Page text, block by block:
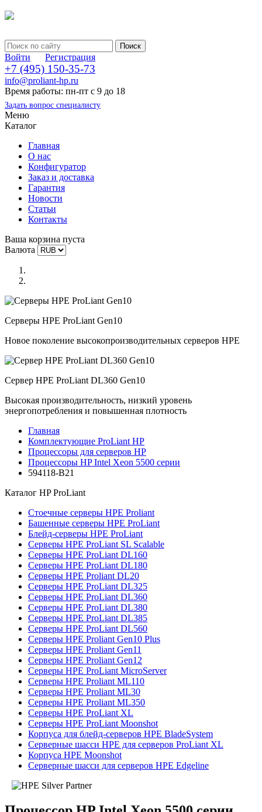
Войти Регистрация
+7 (495) 150-35-73
info@proliant-hp.ru
Время работы: пн-пт с 9 до 18
Задать вопрос специалисту
Меню
Каталог
Главная
О нас
Конфигуратор
Заказ и доставка
Гарантия
Новости
Статьи
Контакты
Ваша корзина пуста
Валюта
Серверы HPE ProLiant Gen10
Новое поколение высокопроизводительных серверов HPE
Сервер HPE ProLiant DL360 Gen10
Высокая производительность, низкий уровень
энергопотребления и повышенная плотность
Главная
Комплектующие ProLiant HP
Процессоры для серверов HP
Процессоры HP Intel Xeon 5500 серии
594118-B21
Каталог HP ProLiant
Стоечные серверы HPE Proliant
Башенные серверы HPE ProLiant
Блейд-серверы HPE ProLiant
Серверы HPE ProLiant SL Scalable
Серверы HPE ProLiant DL160
Серверы HPE ProLiant DL180
Серверы HPE Proliant DL20
Серверы HPE ProLiant DL325
Серверы HPE ProLiant DL360
Серверы HPE ProLiant DL380
Серверы HPE ProLiant DL385
Серверы HPE ProLiant DL560
Серверы HPE Proliant Gen10 Plus
Серверы HPE Proliant Gen11
Серверы HPE Proliant Gen12
Серверы HPE ProLiant MicroServer
Серверы HPE Proliant ML110
Серверы HPE Proliant ML30
Серверы HPE Proliant ML350
Серверы HPE ProLiant XL
Серверы HPE ProLiant Moonshot
Корпуса для блейд-серверов HPE BladeSystem
Серверные шасси HPE для серверов ProLiant XL
Корпуса HPE Moonshot
Серверные шасси для серверов HPE Edgeline